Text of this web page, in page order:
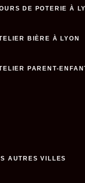
DE POTERIE À
BIÈRE À LYON
PARENT-
AUTRES VILLES